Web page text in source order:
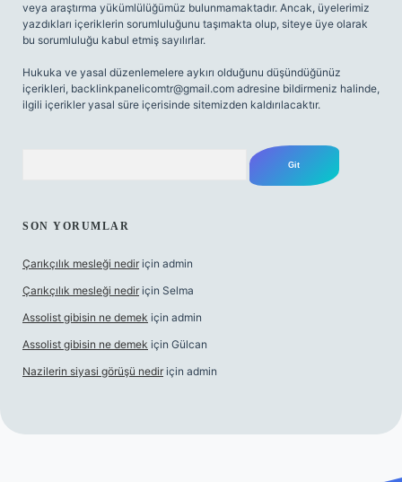
veya araştırma yükümlülüğümüz bulunmamaktadır. Ancak, üyelerimiz
yazdıkları içeriklerin sorumluluğunu taşımakta olup, siteye üye olarak
bu sorumluluğu kabul etmiş sayılırlar.
Hukuka ve yasal düzenlemelere aykırı olduğunu düşündüğünüz
içerikleri, backlinkpanelicomtr@gmail.com adresine bildirmeniz halinde,
ilgili içerikler yasal süre içerisinde sitemizden kaldırılacaktır.
SON YORUMLAR
Çarıkçılık mesleği nedir için admin
Çarıkçılık mesleği nedir için Selma
Assolist gibisin ne demek için admin
Assolist gibisin ne demek için Gülcan
Nazilerin siyasi görüşü nedir için admin